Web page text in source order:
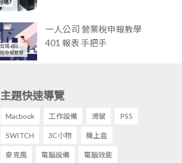
一人公司 營業稅申報教學
401 報表 手把手
主題快速導覽
Macbook 工作設備 滑鼠 PS5
SWITCH 3C小物 機上盒
麥克風 電腦設備 電腦效能